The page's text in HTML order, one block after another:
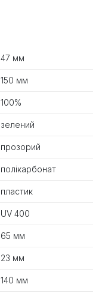
47 мм
150 мм
100%
зелений
прозорий
полікарбонат
пластик
UV 400
65 мм
23 мм
140 мм